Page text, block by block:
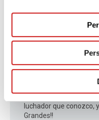
2,440 days ago
En especial por Dani,
luchador que conozco,
Grandes!!